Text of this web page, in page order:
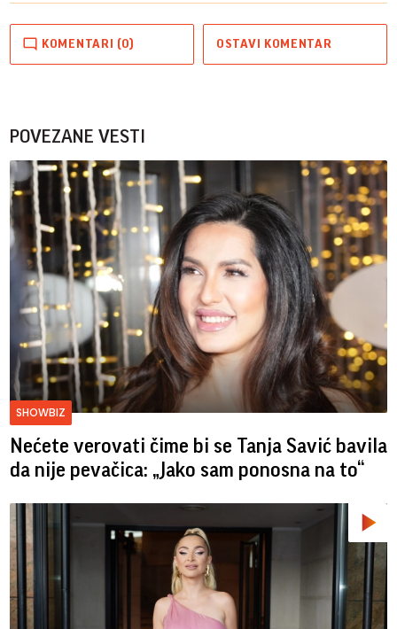
KOMENTARI (0) OSTAVI KOMENTAR
POVEZANE VESTI
SHOWBIZ
Nećete verovati čime bi se Tanja Savić bavila
da nije pevačica: „Jako sam ponosna na to“